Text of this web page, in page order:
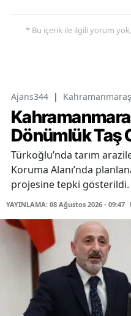
* Bu içerik ile ilgili yorum
Ajans344 |
Dönümlük Taş
Türkoğlu’nda tarım
Koruma Alanı’nda
projesine tepki gösterildi.
YAYINLAMA: 08 Ağustos 2026 - 09:47